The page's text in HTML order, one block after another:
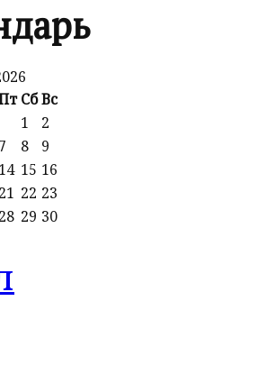
СбВс
1
2
7 8
9
14 15 16
21 22 23
28 29 30